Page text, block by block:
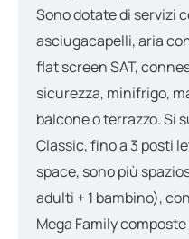
Sono dotate di servizi
asciugacapelli, aria
flat screen SAT,
sicurezza, minifrigo,
balcone o terrazzo. Si
Classic, fino a 3 posti
space, sono più
adulti + 1 bambino),
Mega Family